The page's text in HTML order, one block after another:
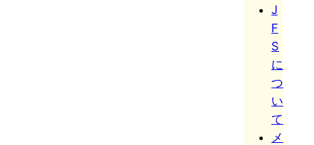
J
F
S
に
つ
い
て
メ